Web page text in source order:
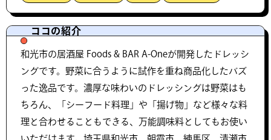
ココの紹介
和光市の居酒屋 Foods & BAR A-Oneが開発したドレッシ
ングです。野菜に合うように試作を重ね商品化したバズ
った逸品です。濃厚な味わいのドレッシングは野菜はも
ちろん、「シーフード料理」や「揚げ物」など様々な料
理と合わせることもできる、万能調味料としてもお使い